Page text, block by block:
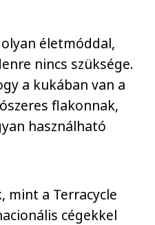
életmóddal,
nincs szüksége.
a kukában van a
flakonnak,
használható
mint a Terracycle
cégekkel